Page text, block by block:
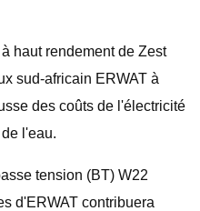
haut rendement de Zest
sud-africain ERWAT à
des coûts de l'électricité
l'eau.
tension (BT) W22
d'ERWAT contribuera